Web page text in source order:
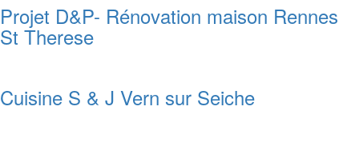
Projet D&P- Rénovation maison Rennes
St Therese
Cuisine S & J Vern sur Seiche